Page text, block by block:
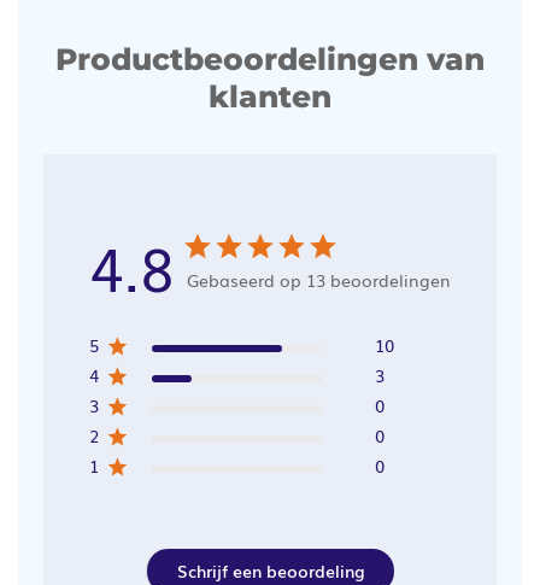
Productbeoordelingen van
klanten
4.8 Gebaseerd op 13 beoordelingen
5
10
4
3
3
0
2
0
1
0
Schrijf een beoordeling